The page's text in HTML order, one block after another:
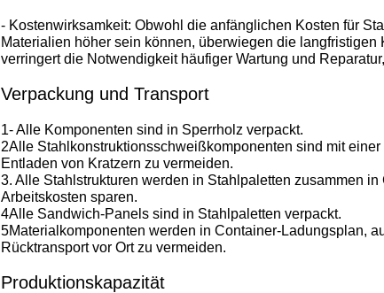
- Kostenwirksamkeit: Obwohl die anfänglichen Kosten für
Materialien höher sein können, überwiegen die
verringert die Notwendigkeit häufiger Wartung und
Verpackung und Transport
1- Alle Komponenten sind in Sperrholz verpackt.
2Alle Stahlkonstruktionsschweißkomponenten sind mit
Entladen von Kratzern zu vermeiden.
3. Alle Stahlstrukturen werden in Stahlpaletten zusammen
Arbeitskosten sparen.
4Alle Sandwich-Panels sind in Stahlpaletten verpackt.
5Materialkomponenten werden in Container-Ladungsplan,
Rücktransport vor Ort zu vermeiden.
Produktionskapazität